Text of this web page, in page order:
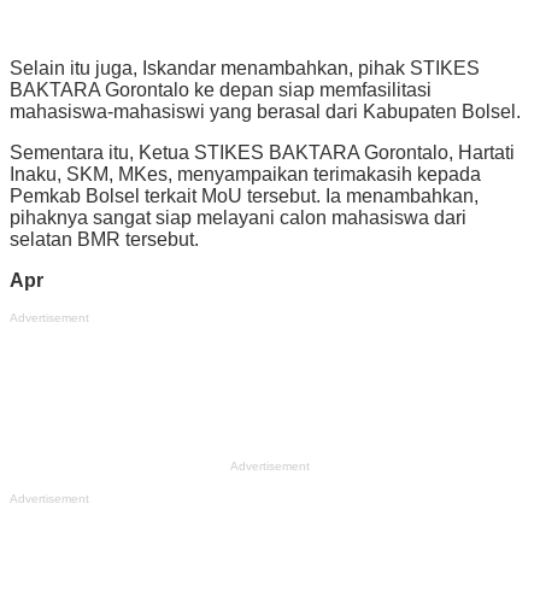
Selain itu juga, Iskandar menambahkan, pihak STIKES
BAKTARA Gorontalo ke depan siap memfasilitasi
mahasiswa-mahasiswi yang berasal dari Kabupaten Bolsel.
Sementara itu, Ketua STIKES BAKTARA Gorontalo, Hartati
Inaku, SKM, MKes, menyampaikan terimakasih kepada
Pemkab Bolsel terkait MoU tersebut. Ia menambahkan,
pihaknya sangat siap melayani calon mahasiswa dari
selatan BMR tersebut.
Apr
Advertisement
Advertisement
Advertisement